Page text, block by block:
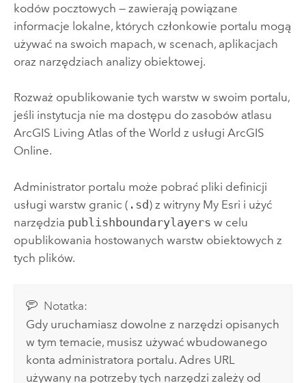
kodów pocztowych — zawierają powiązane
informacje lokalne, których członkowie portalu mogą
używać na swoich mapach, w scenach, aplikacjach
oraz narzędziach analizy obiektowej.
Rozważ opublikowanie tych warstw w swoim portalu,
jeśli instytucja nie ma dostępu do zasobów atlasu
ArcGIS Living Atlas of the World z usługi ArcGIS
Online.
Administrator portalu może pobrać pliki definicji
usługi warstw granic ( .sd) z witryny My Esri i użyć
narzędzia publishboundarylayers w celu
opublikowania hostowanych warstw obiektowych z
tych plików.
Notatka:
Gdy uruchamiasz dowolne z narzędzi opisanych
w tym temacie, musisz używać wbudowanego
konta administratora portalu. Adres URL
używany na potrzeby tych narzędzi zależy od